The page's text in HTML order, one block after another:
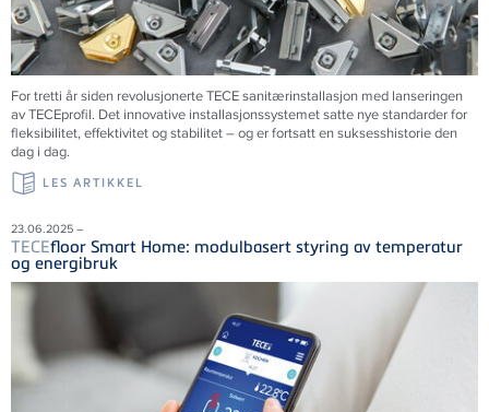
For tretti år siden revolusjonerteTECEsanitærinstallasjon med lanseringen
avTECEprofil. Det innovative installasjonssystemet satte nye standarder for
fleksibilitet, effektivitet og stabilitet – og er fortsatt en suksesshistorie den
dag i dag.
LES ARTIKKEL
23.06.2025 –
TECEfloor Smart Home: modulbasert styring av temperatur
og energibruk